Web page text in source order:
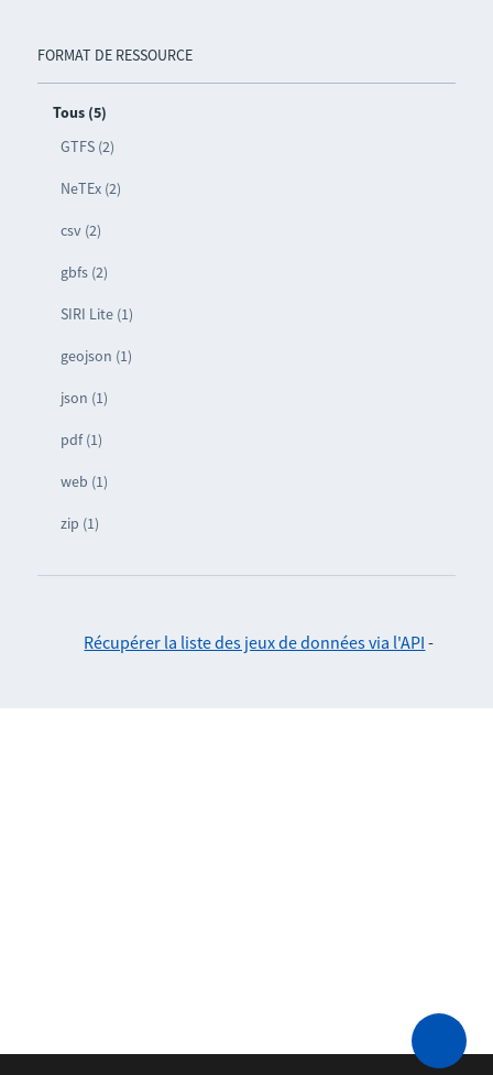
FORMAT DE RESSOURCE
Tous (5)
GTFS (2)
NeTEx (2)
csv (2)
gbfs (2)
SIRI Lite (1)
geojson (1)
json (1)
pdf (1)
web (1)
zip (1)
Récupérer la liste des jeux de données via l'API -